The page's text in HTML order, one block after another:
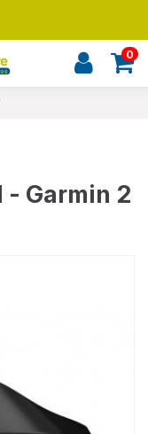
0
- Garmin 2